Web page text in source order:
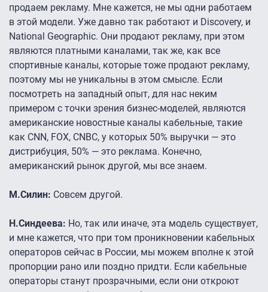
продаем рекламу. Мне кажется, не мы одни работаем
в этой модели. Уже давно так работают и Discovery, и
National Geographic. Они продают рекламу, при этом
являются платными каналами, так же, как все
спортивные каналы, которые тоже продают рекламу,
поэтому мы не уникальны в этом смысле. Если
посмотреть на западный опыт, для нас неким
примером с точки зрения бизнес-моделей, являются
американские новостные каналы кабельные, такие
как CNN, FOX, CNBC, у которых 50% выручки — это
дистрибуция, 50% — это реклама. Конечно,
американский рынок другой, мы все знаем.
М.Силин: Совсем другой.
Н.Синдеева: Но, так или иначе, эта модель существует,
и мне кажется, что при том проникновении кабельных
операторов сейчас в России, мы можем вполне к этой
пропорции рано или поздно придти. Если кабельные
операторы станут прозрачными, если они откроют